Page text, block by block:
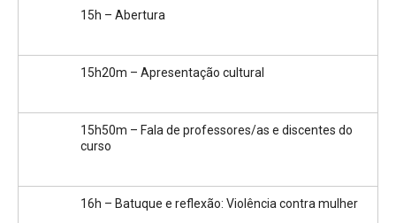
15h – Abertura
15h20m – Apresentação cultural
15h50m – Fala de professores/as e discentes do
curso
16h – Batuque e reflexão: Violência contra mulher